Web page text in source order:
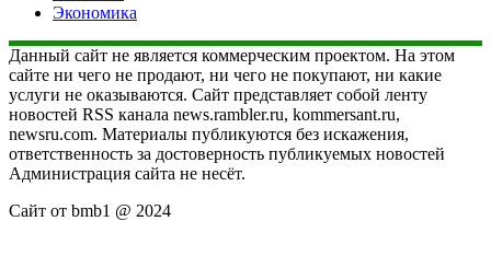
Экономика
Данный сайт не является коммерческим проектом. На этом
сайте ни чего не продают, ни чего не покупают, ни какие
услуги не оказываются. Сайт представляет собой ленту
новостей RSS канала news.rambler.ru, kommersant.ru,
newsru.com. Материалы публикуются без искажения,
ответственность за достоверность публикуемых новостей
Администрация сайта не несёт.
Сайт от bmb1 @ 2024